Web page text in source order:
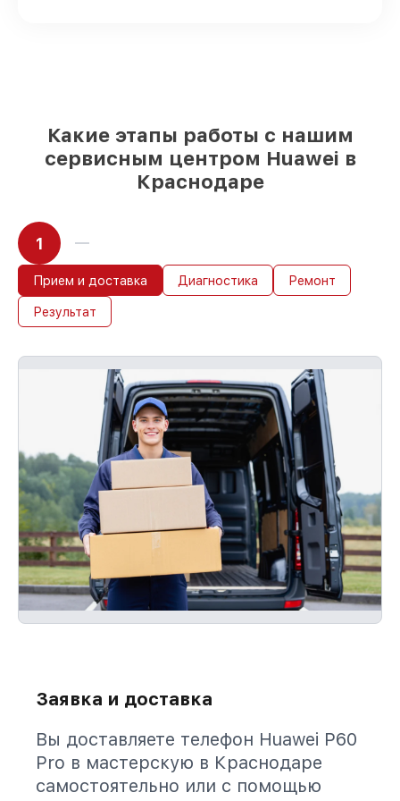
Какие этапы работы с нашим
сервисным центром Huawei в
Краснодаре
1
Прием и доставка Диагностика Ремонт
Результат
Заявка и доставка
Вы доставляете телефон Huawei P60
Pro в мастерскую в Краснодаре
самостоятельно или с помощью